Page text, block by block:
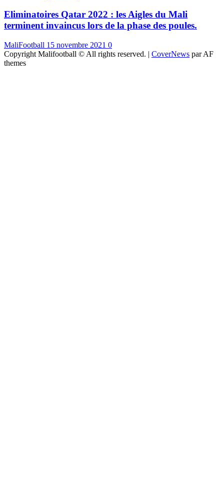
Eliminatoires Qatar 2022 : les Aigles du Mali
terminent invaincus lors de la phase des poules.
MaliFootball 15 novembre 2021 0
Copyright Malifootball © All rights reserved. | CoverNews par AF
themes